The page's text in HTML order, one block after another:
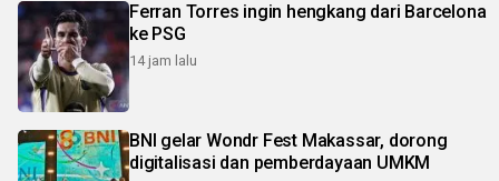
Ferran Torres ingin hengkang dari Barcelona
ke PSG
14 jam lalu
BNI gelar Wondr Fest Makassar, dorong
digitalisasi dan pemberdayaan UMKM